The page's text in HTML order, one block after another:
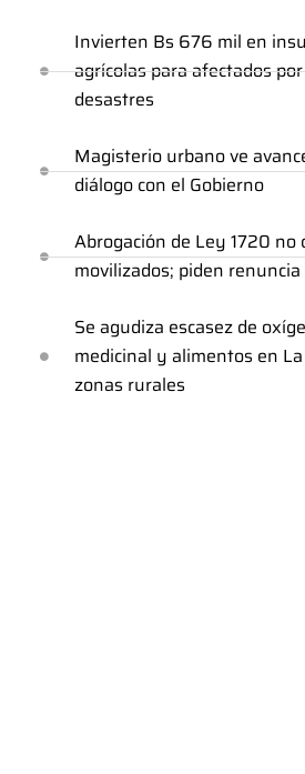
Invierten Bs 676 mil en
agrícolas para afectados por
desastres
Magisterio urbano ve
diálogo con el Gobierno
Abrogación de Ley 1720 no
movilizados; piden renuncia
Se agudiza escasez de
medicinal y alimentos en
zonas rurales